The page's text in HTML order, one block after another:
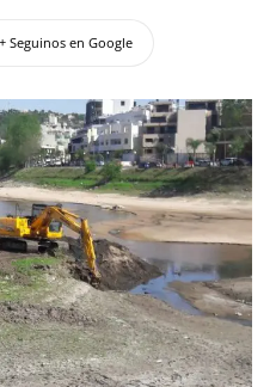
+ Seguinos en Google